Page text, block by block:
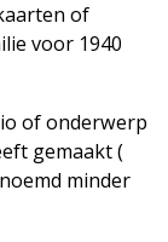
of
voor 1940
of onderwerp
gemaakt (
minder